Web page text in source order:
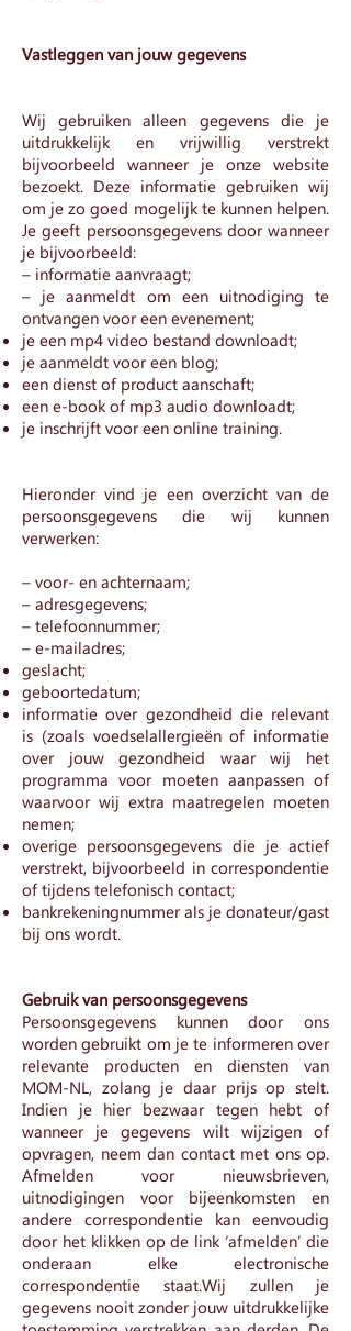
Vastleggen van jouw gegevens
Wij gebruiken alleen gegevens die je
uitdrukkelijk en vrijwillig verstrekt
bijvoorbeeld wanneer je onze website
bezoekt. Deze informatie gebruiken wij
om je zo goed mogelijk te kunnen helpen.
Je geeft persoonsgegevens door wanneer
je bijvoorbeeld:
– informatie aanvraagt;
– je aanmeldt om een uitnodiging te
ontvangen voor een evenement;
je een mp4 video bestand downloadt;
je aanmeldt voor een blog;
een dienst of product aanschaft;
een e-book of mp3 audio downloadt;
je inschrijft voor een online training.
Hieronder vind je een overzicht van de
persoonsgegevens die wij kunnen
verwerken:
– voor- en achternaam;
– adresgegevens;
– telefoonnummer;
– e-mailadres;
geslacht;
geboortedatum;
informatie over gezondheid die relevant
is (zoals voedselallergieën of informatie
over jouw gezondheid waar wij het
programma voor moeten aanpassen of
waarvoor wij extra maatregelen moeten
nemen;
overige persoonsgegevens die je actief
verstrekt, bijvoorbeeld in correspondentie
of tijdens telefonisch contact;
bankrekeningnummer als je donateur/gast
bij ons wordt.
Gebruik van persoonsgegevens
Persoonsgegevens kunnen door ons
worden gebruikt om je te informeren over
relevante producten en diensten van
MOM-NL, zolang je daar prijs op stelt.
Indien je hier bezwaar tegen hebt of
wanneer je gegevens wilt wijzigen of
opvragen, neem dan contact met ons op.
Afmelden voor nieuwsbrieven,
uitnodigingen voor bijeenkomsten en
andere correspondentie kan eenvoudig
door het klikken op de link ‘afmelden’ die
onderaan elke electronische
correspondentie staat.Wij zullen je
gegevens nooit zonder jouw uitdrukkelijke